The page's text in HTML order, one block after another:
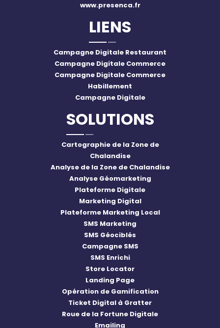
www.presenca.fr
LIENS
Campagne Digitale Restaurant
Campagne Digitale Commerce
Campagne Digitale Commerce
Habillement
Campagne Digitale
SOLUTIONS
Cartographie de la Zone de
Chalandise
Analyse de la Zone de Chalandise
Analyse Géomarketing
Plateforme Digitale
Marketing Digital
Plateforme Marketing Local
SMS Marketing
SMS Géociblés
Campagne SMS
SMS Enrichi
Store Locator
Landing Page
Opération de Gamification
Ticket Digital à Gratter
Roue de la Fortune Digitale
Emailing